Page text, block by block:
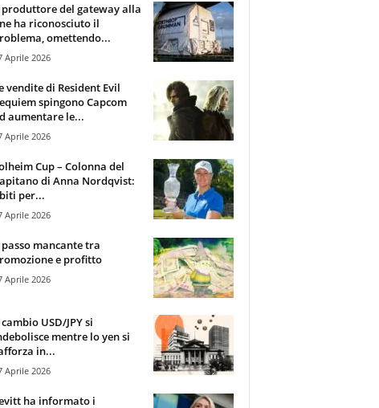
produttore del gateway alla
ha riconosciuto il
omettendo...
Aprile 2026
vendite di Resident Evil
spingono Capcom
aumentare le...
Aprile 2026
Cup – Colonna del
di Anna Nordqvist:
per...
Aprile 2026
mancante tra
e profitto
Aprile 2026
USD/JPY si
mentre lo yen si
in...
Aprile 2026
ha informato i